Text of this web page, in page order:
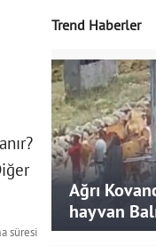
süresi
Trend Haberler
Ağrı
hayvan
takıldı